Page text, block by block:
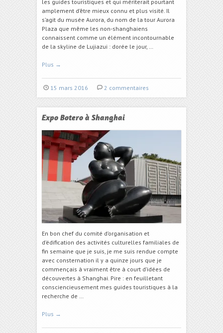
les guides touristiques et qui mériterait pourtant
amplement d’être mieux connu et plus visité. Il
s’agit du musée Aurora, du nom de la tour Aurora
Plaza que même les non-shanghaiens
connaissent comme un élément incontournable
de la skyline de Lujiazui : dorée le jour, …
Plus →
15 mars 2016 2 commentaires
Expo Botero à Shanghai
En bon chef du comité d’organisation et
d’édification des activités culturelles familiales de
fin semaine que je suis, je me suis rendue compte
avec consternation il y a quinze jours que je
commençais à vraiment être à court d’idées de
découvertes à Shanghai. Pire : en feuilletant
consciencieusement mes guides touristiques à la
recherche de …
Plus →